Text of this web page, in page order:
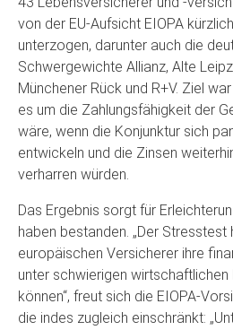
von der EU-Aufsicht EIOPA
unterzogen, darunter auch die
Schwergewichte Allianz, Alte
Münchener Rück und R+V. Ziel
es um die Zahlungsfähigkeit der
wäre, wenn die Konjunktur sich
entwickeln und die Zinsen
verharren würden.
Das Ergebnis sorgt für
haben bestanden. „Der
europäischen Versicherer ihre
unter schwierigen wirtschaftlichen
können“, freut sich die EIOPA-
die indes zugleich einschränkt: